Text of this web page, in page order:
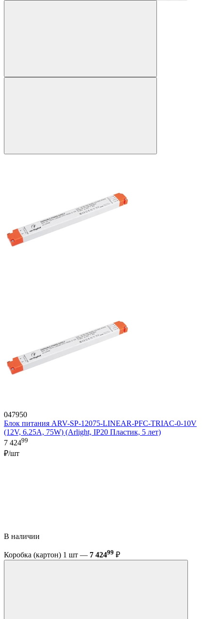
047950
Блок питания ARV-SP-12075-LINEAR-PFC-TRIAC-0-10V
(12V, 6.25A, 75W) (Arlight, IP20 Пластик, 5 лет)
7 42499
₽/шт
В наличии
Коробка (картон) 1 шт — 7 42499 ₽